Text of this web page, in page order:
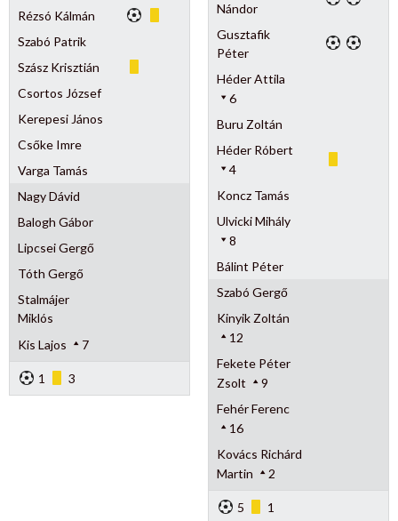
Rézsó Kálmán
Szabó Patrik
Szász Krisztián
Csortos József
Kerepesi János
Csőke Imre
Varga Tamás
Nagy Dávid
Balogh Gábor
Lipcsei Gergő
Tóth Gergő
Stalmájer
Miklós
Kis Lajos
7
1 3
Nándor
Gusztafik
Péter
Héder Attila
6
Buru Zoltán
Héder Róbert
4
Koncz Tamás
Ulvicki Mihály
8
Bálint Péter
Szabó Gergő
Kinyik Zoltán
12
Fekete Péter
Zsolt
9
Fehér Ferenc
16
Kovács Richárd
Martin
2
5 1